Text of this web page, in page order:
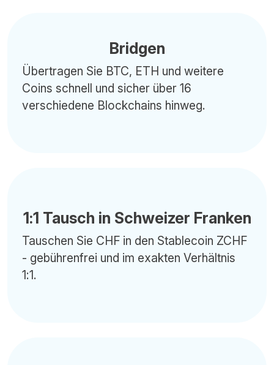
Bridgen
Übertragen Sie BTC, ETH und weitere
Coins schnell und sicher über 16
verschiedene Blockchains hinweg.
1:1 Tausch in Schweizer Franken
Tauschen Sie CHF in den Stablecoin ZCHF
- gebührenfrei und im exakten Verhältnis
1:1.